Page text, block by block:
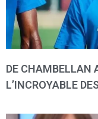
DE CHAMBELLAN
L’INCROYABLE